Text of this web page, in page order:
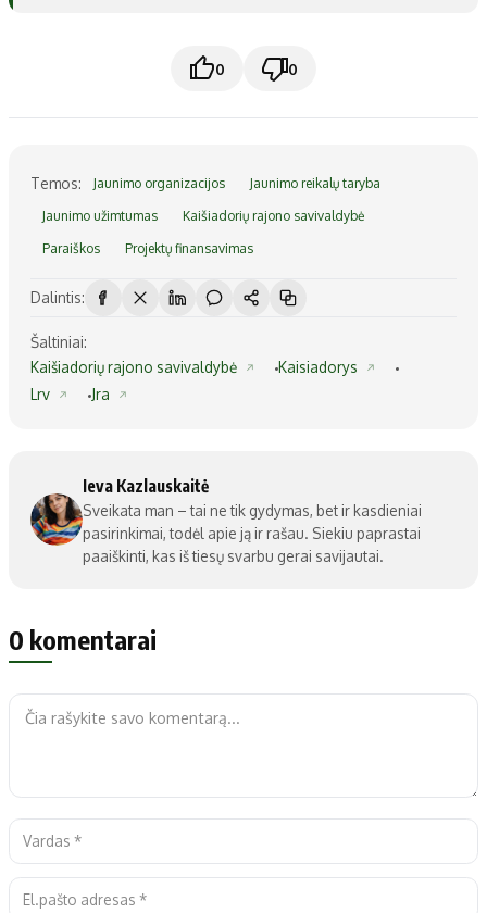
0 0
Temos: Jaunimo organizacijos Jaunimo reikalų taryba
Jaunimo užimtumas Kaišiadorių rajono savivaldybė
Paraiškos Projektų finansavimas
Dalintis:
Šaltiniai:
Kaišiadorių rajono savivaldybė
Kaisiadorys
Lrv
Jra
Ieva Kazlauskaitė
Sveikata man – tai ne tik gydymas, bet ir kasdieniai
pasirinkimai, todėl apie ją ir rašau. Siekiu paprastai
paaiškinti, kas iš tiesų svarbu gerai savijautai.
0 komentarai